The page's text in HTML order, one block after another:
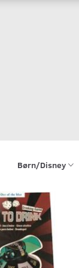
Børn/Disney